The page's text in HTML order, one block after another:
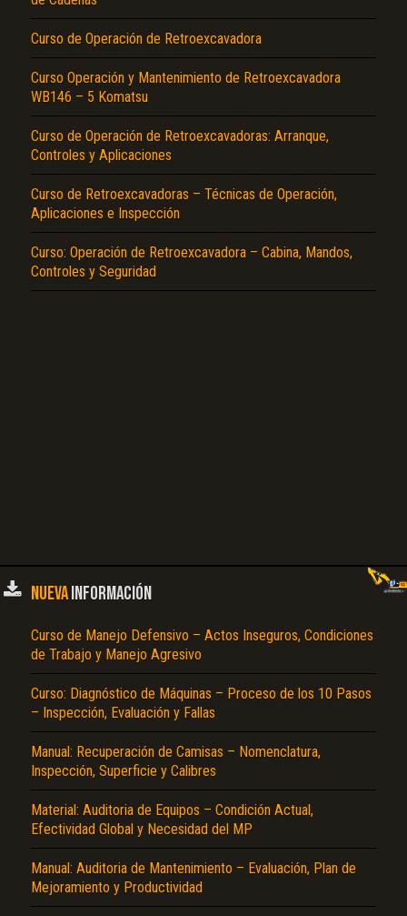
Curso de Operación de Retroexcavadora
Curso Operación y Mantenimiento de Retroexcavadora
WB146 – 5 Komatsu
Curso de Operación de Retroexcavadoras: Arranque,
Controles y Aplicaciones
Curso de Retroexcavadoras – Técnicas de Operación,
Aplicaciones e Inspección
Curso: Operación de Retroexcavadora – Cabina, Mandos,
Controles y Seguridad
NUEVAINFORMACIÓN
Curso de Manejo Defensivo – Actos Inseguros, Condiciones
de Trabajo y Manejo Agresivo
Curso: Diagnóstico de Máquinas – Proceso de los 10 Pasos
– Inspección, Evaluación y Fallas
Manual: Recuperación de Camisas – Nomenclatura,
Inspección, Superficie y Calibres
Material: Auditoria de Equipos – Condición Actual,
Efectividad Global y Necesidad del MP
Manual: Auditoria de Mantenimiento – Evaluación, Plan de
Mejoramiento y Productividad
El Título es incorrecto según el contenido.
No carga o no se visualiza el contenido.
Reportar otro tipo de error...